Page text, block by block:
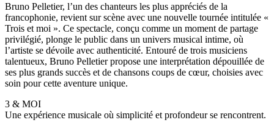
Bruno Pelletier, l’un des chanteurs les plus appréciés de la
francophonie, revient sur scène avec une nouvelle tournée intitulée «
Trois et moi ». Ce spectacle, conçu comme un moment de partage
privilégié, plonge le public dans un univers musical intime, où
l’artiste se dévoile avec authenticité. Entouré de trois musiciens
talentueux, Bruno Pelletier propose une interprétation dépouillée de
ses plus grands succès et de chansons coups de cœur, choisies avec
soin pour cette aventure unique.
3 & MOI
Une expérience musicale où simplicité et profondeur se rencontrent.